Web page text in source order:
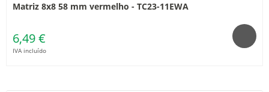
Matriz 8x8 58 mm vermelho - TC23-11EWA
6,49 €
IVA incluído